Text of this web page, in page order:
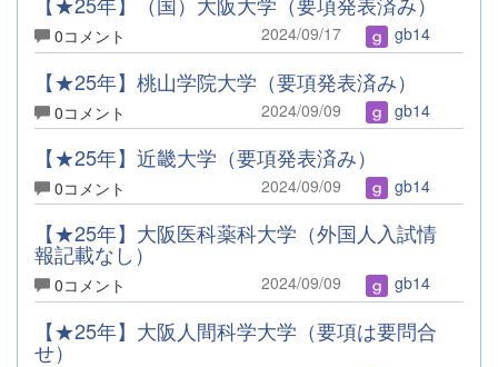
0コメント 2024/09/17 gb14
【★25年】桃山学院大学（要項発表済み）
0コメント 2024/09/09 gb14
【★25年】近畿大学（要項発表済み）
0コメント 2024/09/09 gb14
【★25年】大阪医科薬科大学（外国人入試情
報記載なし）
0コメント 2024/09/09 gb14
【★25年】大阪人間科学大学（要項は要問合
せ）